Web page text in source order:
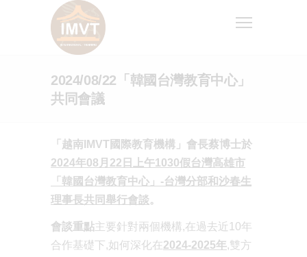
2024/08/22「韓國台灣教育中心」
共同會議
「越南 IMVT國際教育機構」會長蔡博士於
2024年08月22日上午1030假台灣高雄市
「韓國台灣教育中心」-台灣分部和沙春生
理事長共同舉行會談。
會談重點主要針對兩個機構,在過去近10年
合作基礎下,如何深化在2024-2025年,雙方